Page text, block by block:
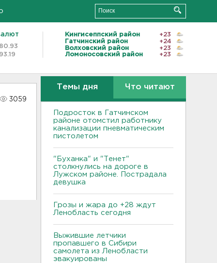
Кингисеппский район
+23
Гатчинский район
+24
Волховский район
+23
Ломоносовский район
+23
3059
Темы дня Что читают
Подросток в Гатчинском
районе отомстил работнику
канализации пневматическим
пистолетом
"Буханка" и "Тенет"
столкнулись на дороге в
Лужском районе. Пострадала
девушка
Грозы и жара до +28 ждут
Ленобласть сегодня
Выжившие летчики
пропавшего в Сибири
самолета из Ленобласти
эвакуированы